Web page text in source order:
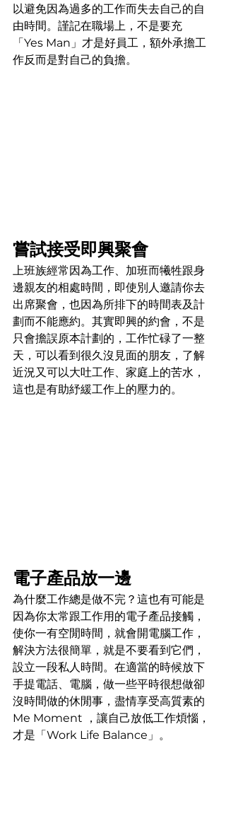
以避免因為過多的工作而失去自己的自
由時間。謹記在職場上，不是要充
「Yes Man」才是好員工，額外承擔工
作反而是對自己的負擔。
嘗試接受即興聚會
上班族經常因為工作、加班而犧牲跟身
邊親友的相處時間，即使別人邀請你去
出席聚會，也因為所排下的時間表及計
劃而不能應約。其實即興的約會，不是
只會擔誤原本計劃的，工作忙碌了一整
天，可以看到很久沒見面的朋友，了解
近況又可以大吐工作、家庭上的苦水，
這也是有助紓緩工作上的壓力的。
電子產品放一邊
為什麼工作總是做不完？這也有可能是
因為你太常跟工作用的電子產品接觸，
使你一有空閒時間，就會開電腦工作，
解決方法很簡單，就是不要看到它們，
設立一段私人時間。在適當的時候放下
手提電話、電腦，做一些平時很想做卻
沒時間做的休閒事，盡情享受高質素的
Me Moment ，讓自己放低工作煩惱，
才是「Work Life Balance」。